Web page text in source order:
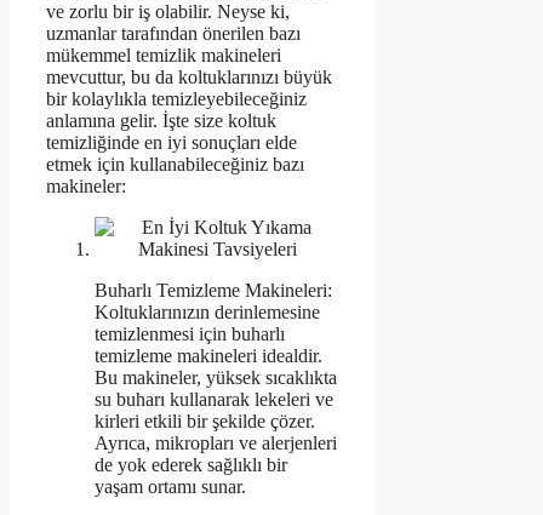
ve zorlu bir iş olabilir. Neyse ki,
uzmanlar tarafından önerilen bazı
mükemmel temizlik makineleri
mevcuttur, bu da koltuklarınızı büyük
bir kolaylıkla temizleyebileceğiniz
anlamına gelir. İşte size koltuk
temizliğinde en iyi sonuçları elde
etmek için kullanabileceğiniz bazı
makineler:
Buharlı Temizleme Makineleri:
Koltuklarınızın derinlemesine
temizlenmesi için buharlı
temizleme makineleri idealdir.
Bu makineler, yüksek sıcaklıkta
su buharı kullanarak lekeleri ve
kirleri etkili bir şekilde çözer.
Ayrıca, mikropları ve alerjenleri
de yok ederek sağlıklı bir
yaşam ortamı sunar.